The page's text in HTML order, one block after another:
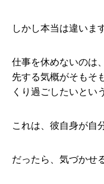
しかし本当は違いま
仕事を休めないのは
先する気概がそもそ
くり過ごしたいとい
これは、彼自身が自
だったら、気づかせ